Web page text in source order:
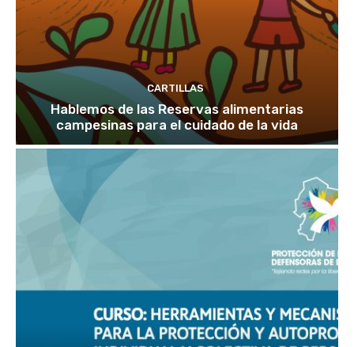
CARTILLAS
Hablemos de las Reservas alimentarias
campesinas para el cuidado de la vida